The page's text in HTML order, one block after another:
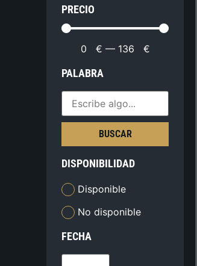
PRECIO
0 € — 136 €
PALABRA
BUSCAR
DISPONIBILIDAD
Disponible
No disponible
FECHA